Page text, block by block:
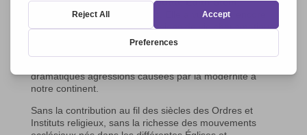
Maximilien Kolbe
et d’autres. Elle a vu naître encore
d’innombrables autres expressions de vie charismatique
qui se sont manifestées comme de vastes
dramatiques agressions causées par la modernité à
notre continent.
Sans la contribution au fil des siècles des Ordres et
Instituts religieux, sans la richesse des mouvements